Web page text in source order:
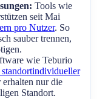
Tools wie
seit Mai
pro Nutzer. So
sauber trennen,
wie Teburio
nur die
Standort.